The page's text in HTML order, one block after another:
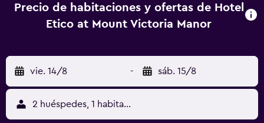
wifi gratis. Se ofrece servicio de limpieza todos los días y
es posible solicitar tabla de planchar con plancha.
Precio de habitaciones y ofertas de Hotel
Etico at Mount Victoria Manor
vie. 14/8 - sáb. 15/8
2 huéspedes, 1 habitación